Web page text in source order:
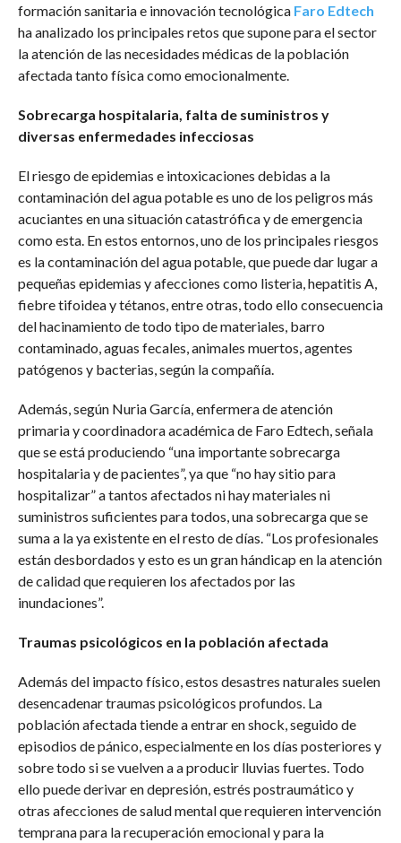
formación sanitaria e innovación tecnológica Faro Edtech
ha analizado los principales retos que supone para el sector
la atención de las necesidades médicas de la población
afectada tanto física como emocionalmente.
Sobrecarga hospitalaria, falta de suministros y
diversas enfermedades infecciosas
El riesgo de epidemias e intoxicaciones debidas a la
contaminación del agua potable es uno de los peligros más
acuciantes en una situación catastrófica y de emergencia
como esta. En estos entornos, uno de los principales riesgos
es la contaminación del agua potable, que puede dar lugar a
pequeñas epidemias y afecciones como listeria, hepatitis A,
fiebre tifoidea y tétanos, entre otras, todo ello consecuencia
del hacinamiento de todo tipo de materiales, barro
contaminado, aguas fecales, animales muertos, agentes
patógenos y bacterias, según la compañía.
Además, según Nuria García, enfermera de atención
primaria y coordinadora académica de Faro Edtech, señala
que se está produciendo “una importante sobrecarga
hospitalaria y de pacientes”, ya que “no hay sitio para
hospitalizar” a tantos afectados ni hay materiales ni
suministros suficientes para todos, una sobrecarga que se
suma a la ya existente en el resto de días. “Los profesionales
están desbordados y esto es un gran hándicap en la atención
de calidad que requieren los afectados por las
inundaciones”.
Traumas psicológicos en la población afectada
Además del impacto físico, estos desastres naturales suelen
desencadenar traumas psicológicos profundos. La
población afectada tiende a entrar en shock, seguido de
episodios de pánico, especialmente en los días posteriores y
sobre todo si se vuelven a a producir lluvias fuertes. Todo
ello puede derivar en depresión, estrés postraumático y
otras afecciones de salud mental que requieren intervención
temprana para la recuperación emocional y para la